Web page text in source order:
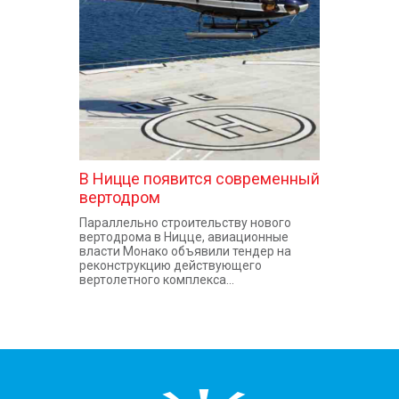
КОНТАКТЫ
В Ницце появится современный
вертодром
Параллельно строительству нового
вертодрома в Ницце, авиационные
власти Монако объявили тендер на
реконструкцию действующего
вертолетного комплекса...